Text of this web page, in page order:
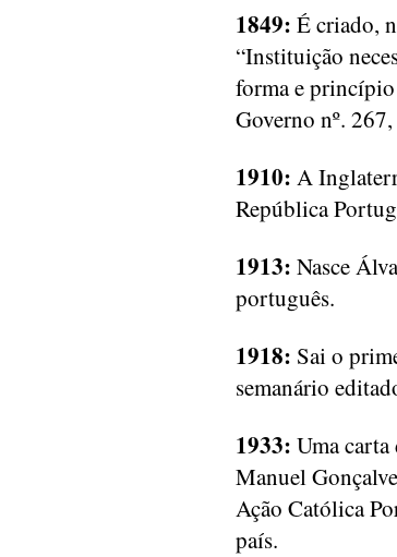
1849: É criado,
“Instituição
forma e
Governo nº.
1910: A
República
1913: Nasce
português.
1918: Sai o
semanário
1933: Uma
Manuel
Ação Católica
país.